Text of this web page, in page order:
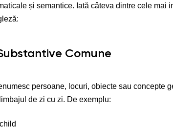
și semantice. Iată câteva dintre cele mai
Comune
persoane, locuri, obiecte sau concepte
de zi cu zi. De exemplu: